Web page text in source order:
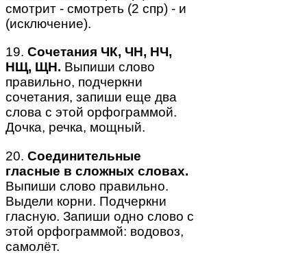
смотрит - смотреть (2 спр) - и
(исключение).
19. Сочетания ЧК, ЧН, НЧ,
НЩ, ЩН. Выпиши слово
правильно, подчеркни
сочетания, запиши еще два
слова с этой орфограммой.
Дочка, речка, мощный.
20. Соединительные
гласные в сложных словах.
Выпиши слово правильно.
Выдели корни. Подчеркни
гласную. Запиши одно слово с
этой орфограммой: водовоз,
самолёт.